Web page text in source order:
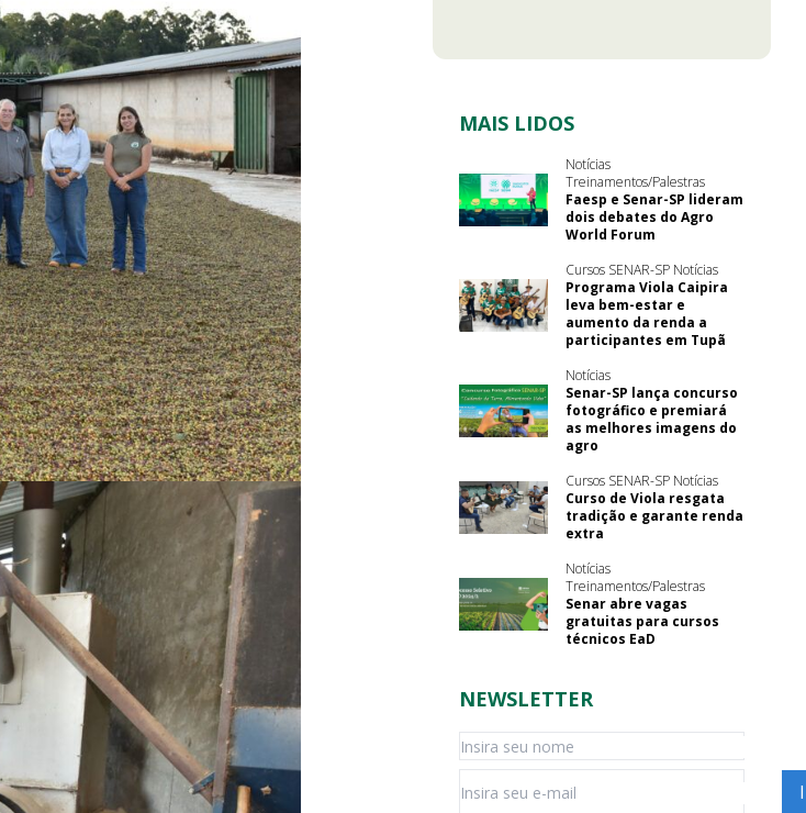
MAIS LIDOS
Notícias
Treinamentos/Palestras
Faesp e Senar-SP lideram
dois debates do Agro
World Forum
Cursos SENAR-SP Notícias
Programa Viola Caipira
leva bem-estar e
aumento da renda a
participantes em Tupã
Notícias
Senar-SP lança concurso
fotográfico e premiará
as melhores imagens do
agro
Cursos SENAR-SP Notícias
Curso de Viola resgata
tradição e garante renda
extra
Notícias
Treinamentos/Palestras
Senar abre vagas
gratuitas para cursos
técnicos EaD
NEWSLETTER